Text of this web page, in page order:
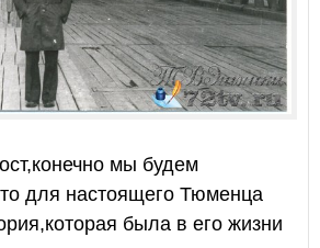
мы будем
для настоящего Тюменца
была в его жизни